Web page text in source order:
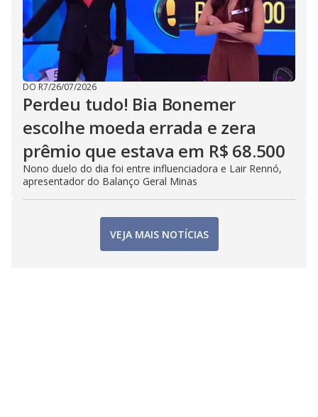
DO R7/26/07/2026
Perdeu tudo! Bia Bonemer
escolhe moeda errada e zera
prêmio que estava em R$ 68.500
Nono duelo do dia foi entre influenciadora e Lair Rennó,
apresentador do Balanço Geral Minas
VEJA MAIS NOTÍCIAS